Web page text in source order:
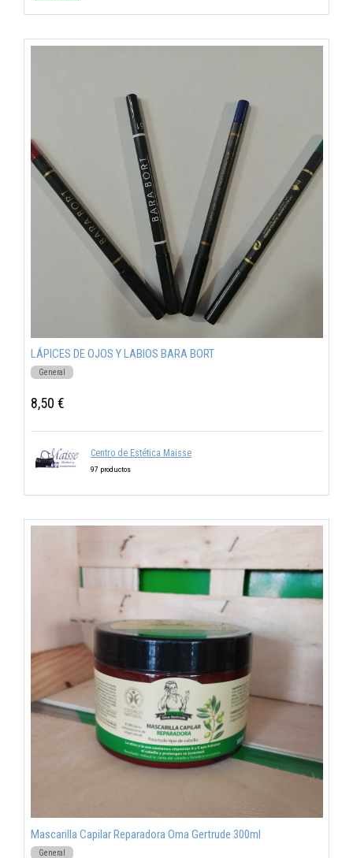
LÁPICES DE OJOS Y LABIOS BARA BORT
General
8,50 €
Centro de Estética Maisse
97 productos
Mascarilla Capilar Reparadora Oma Gertrude 300ml
General